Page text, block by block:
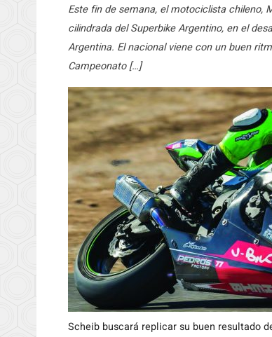
Este fin de semana, el motociclista chileno,
cilindrada del Superbike Argentino, en el
Argentina. El nacional viene con un buen
Campeonato […]
Scheib buscará replicar su buen resultado